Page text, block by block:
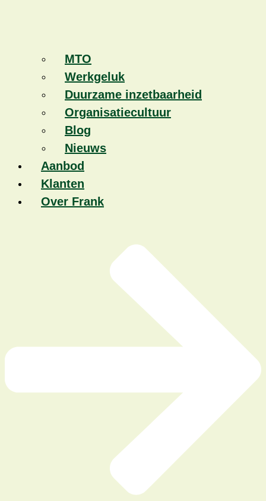
MTO
Werkgeluk
Duurzame inzetbaarheid
Organisatiecultuur
Blog
Nieuws
Aanbod
Klanten
Over Frank